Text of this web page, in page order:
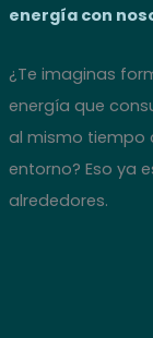
energía con
¿Te imaginas
energía que
al mismo tiempo
entorno? Eso ya
alrededores.